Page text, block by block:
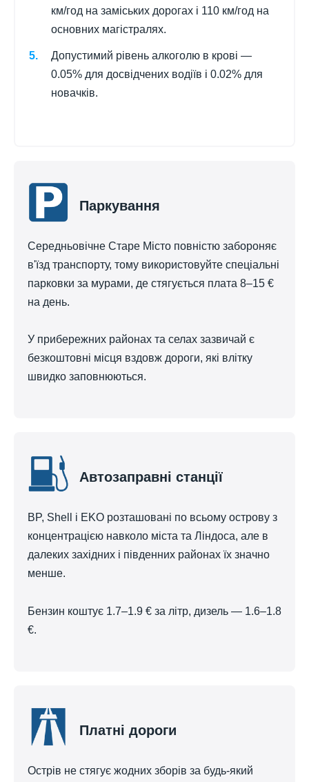
км/год на заміських дорогах і 110 км/год на
основних магістралях.
Допустимий рівень алкоголю в крові —
0.05% для досвідчених водіїв і 0.02% для
новачків.
Паркування
Середньовічне Старе Місто повністю забороняє
в'їзд транспорту, тому використовуйте спеціальні
парковки за мурами, де стягується плата 8–15 €
на день.
У прибережних районах та селах зазвичай є
безкоштовні місця вздовж дороги, які влітку
швидко заповнюються.
Автозаправні станції
BP, Shell і EKO розташовані по всьому острову з
концентрацією навколо міста та Ліндоса, але в
далеких західних і південних районах їх значно
менше.
Бензин коштує 1.7–1.9 € за літр, дизель — 1.6–1.8
€.
Платні дороги
Острів не стягує жодних зборів за будь-який